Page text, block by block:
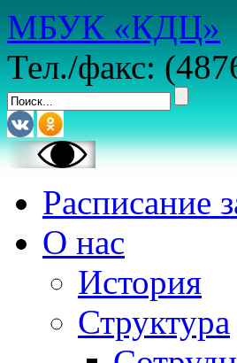
МБУК «КДЦ»
Тел./факс:
Расписание
О нас
История
Структура